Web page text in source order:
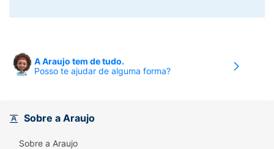
A Araujo tem de tudo.
Posso te ajudar de alguma forma?
Sobre a Araujo
Sobre a Araujo